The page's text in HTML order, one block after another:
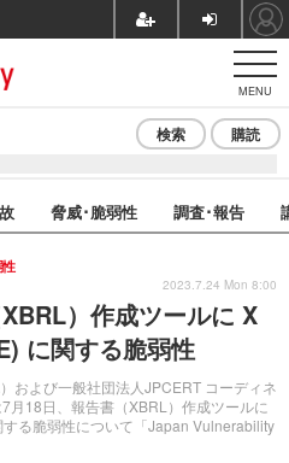
MENU
検索 購読
脅威･脆弱性 調査･報告
）作成ツールに X
に関する脆弱性
および一般社団法人JPCERT コーディネ
月18日、報告書（XBRL）作成ツールに
る脆弱性について「Japan Vulnerability
2023.7.24 Mon 8:00